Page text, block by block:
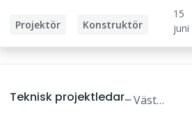
Projektör
Konstruktör
Civilingenjör
15
juni
Teknisk projektledareVäster